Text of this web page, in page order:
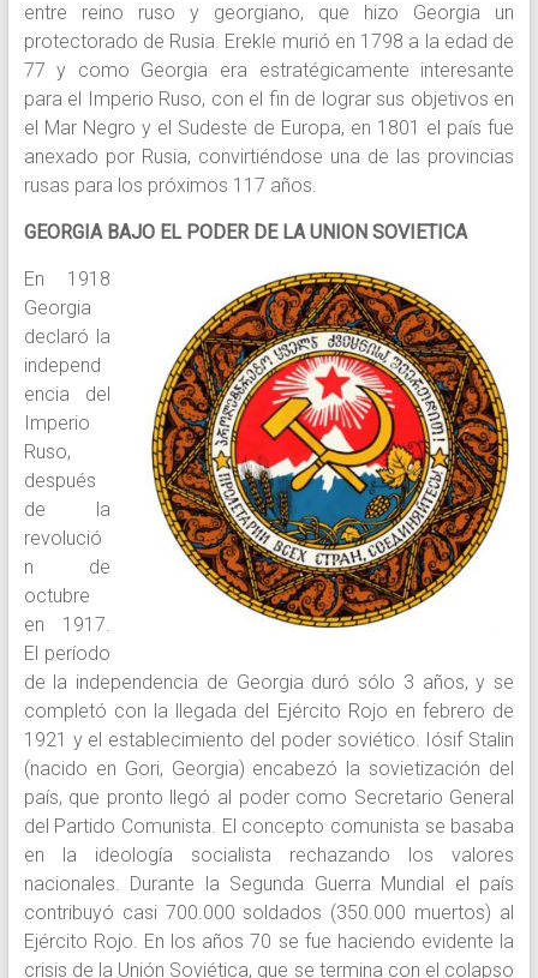
entre reino ruso y georgiano, que hizo Georgia un
protectorado de Rusia. Erekle murió en 1798 a la edad de
77 y como Georgia era estratégicamente interesante
para el Imperio Ruso, con el fin de lograr sus objetivos en
el Mar Negro y el Sudeste de Europa, en 1801 el país fue
anexado por Rusia, convirtiéndose una de las provincias
rusas para los próximos 117 años.
GEORGIA BAJO EL PODER DE LA UNION SOVIETICA
En 1918
Georgia
declaró la
independ
encia del
Imperio
Ruso,
después
de la
revolució
n de
octubre
en 1917.
El período
de la independencia de Georgia duró sólo 3 años, y se
completó con la llegada del Ejército Rojo en febrero de
1921 y el establecimiento del poder soviético. Iósif Stalin
(nacido en Gori, Georgia) encabezó la sovietización del
país, que pronto llegó al poder como Secretario General
del Partido Comunista. El concepto comunista se basaba
en la ideología socialista rechazando los valores
nacionales. Durante la Segunda Guerra Mundial el país
contribuyó casi 700.000 soldados (350.000 muertos) al
Ejército Rojo. En los años 70 se fue haciendo evidente la
crisis de la Unión Soviética, que se termina con el colapso